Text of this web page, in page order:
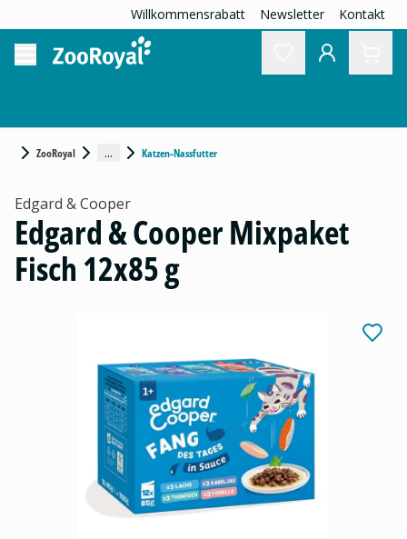
Willkommensrabatt Newsletter Kontakt
ZooRoyal ... Katzen-Nassfutter
Edgard & Cooper
Edgard & Cooper Mixpaket
Fisch 12x85 g